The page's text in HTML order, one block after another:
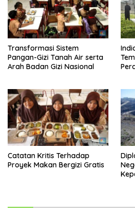
Transformasi Sistem
Pangan-Gizi Tanah Air serta
Arah Badan Gizi Nasional
Catatan Kritis Terhadap
Proyek Makan Bergizi Gratis